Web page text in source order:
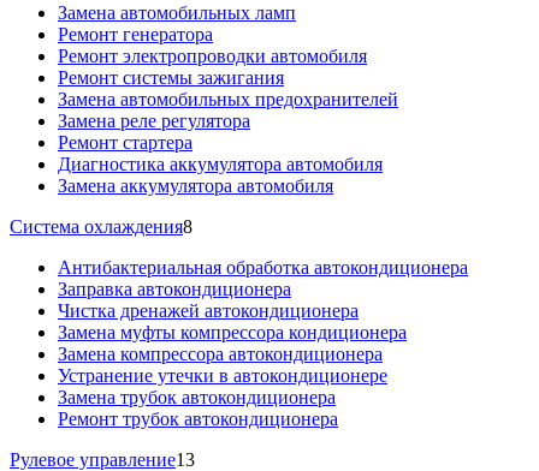
Замена автомобильных ламп
Ремонт генератора
Ремонт электропроводки автомобиля
Ремонт системы зажигания
Замена автомобильных предохранителей
Замена реле регулятора
Ремонт стартера
Диагностика аккумулятора автомобиля
Замена аккумулятора автомобиля
Система охлаждения8
Антибактериальная обработка автокондиционера
Заправка автокондиционера
Чистка дренажей автокондиционера
Замена муфты компрессора кондиционера
Замена компрессора автокондиционера
Устранение утечки в автокондиционере
Замена трубок автокондиционера
Ремонт трубок автокондиционера
Рулевое управление13